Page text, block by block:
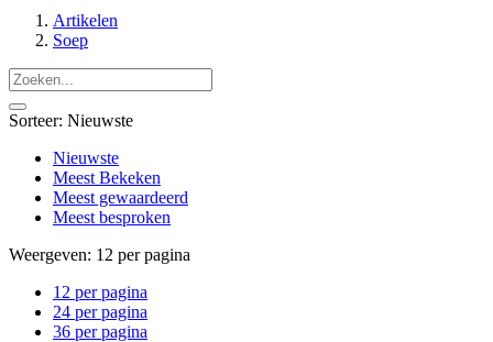
Artikelen
Soep
Sorteer: Nieuwste
Nieuwste
Meest Bekeken
Meest gewaardeerd
Meest besproken
Weergeven: 12 per pagina
12 per pagina
24 per pagina
36 per pagina